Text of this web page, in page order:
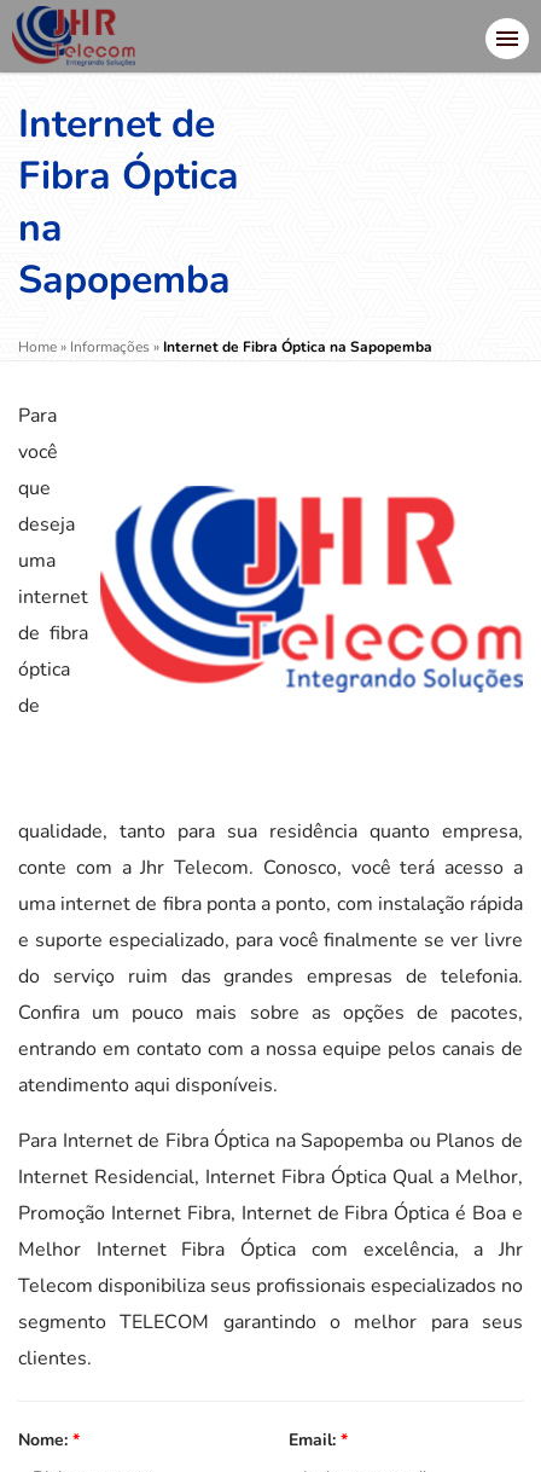
Internet de
Fibra Óptica
na
Sapopemba
Home» Informações» Internet de Fibra Óptica na Sapopemba
Para
você
que
deseja
uma
internet
de fibra
óptica
de
qualidade, tanto para sua residência quanto empresa,
conte com a Jhr Telecom. Conosco, você terá acesso a
uma internet de fibra ponta a ponto, com instalação rápida
e suporte especializado, para você finalmente se ver livre
do serviço ruim das grandes empresas de telefonia.
Confira um pouco mais sobre as opções de pacotes,
entrando em contato com a nossa equipe pelos canais de
atendimento aqui disponíveis.
Para Internet de Fibra Óptica na Sapopemba ou Planos de
Internet Residencial, Internet Fibra Óptica Qual a Melhor,
Promoção Internet Fibra, Internet de Fibra Óptica é Boa e
Melhor Internet Fibra Óptica com excelência, a Jhr
Telecom disponibiliza seus profissionais especializados no
segmento TELECOM garantindo o melhor para seus
clientes.
Nome: * Email: *